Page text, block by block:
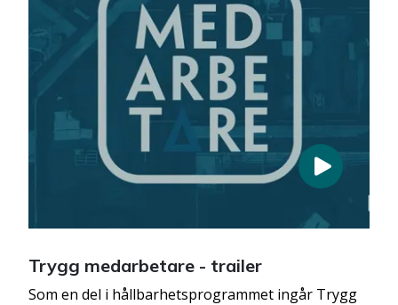
Trygg medarbetare - trailer
Som en del i hållbarhetsprogrammet ingår Trygg